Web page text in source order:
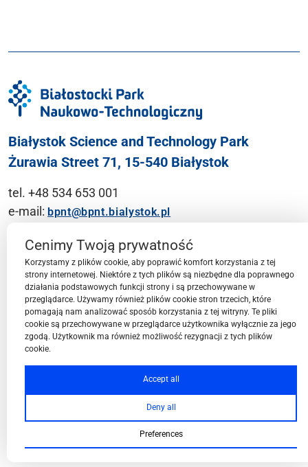
Białystok Science and Technology Park
Żurawia Street 71, 15-540 Białystok
tel. +48 534 653 001
e-mail: bpnt@bpnt.bialystok.pl
Contact
BPN-T Area
BPN-T Offer
Cenimy Twoją prywatność
Korzystamy z plików cookie, aby poprawić komfort korzystania z tej
strony internetowej. Niektóre z tych plików są niezbędne dla poprawnego
działania podstawowych funkcji strony i są przechowywane w
przeglądarce. Używamy również plików cookie stron trzecich, które
pomagają nam analizować sposób korzystania z tej witryny. Te pliki
cookie są przechowywane w przeglądarce użytkownika wyłącznie za jego
zgodą. Użytkownik ma również możliwość rezygnacji z tych plików
cookie.
Accept all
Deny all
Preferences